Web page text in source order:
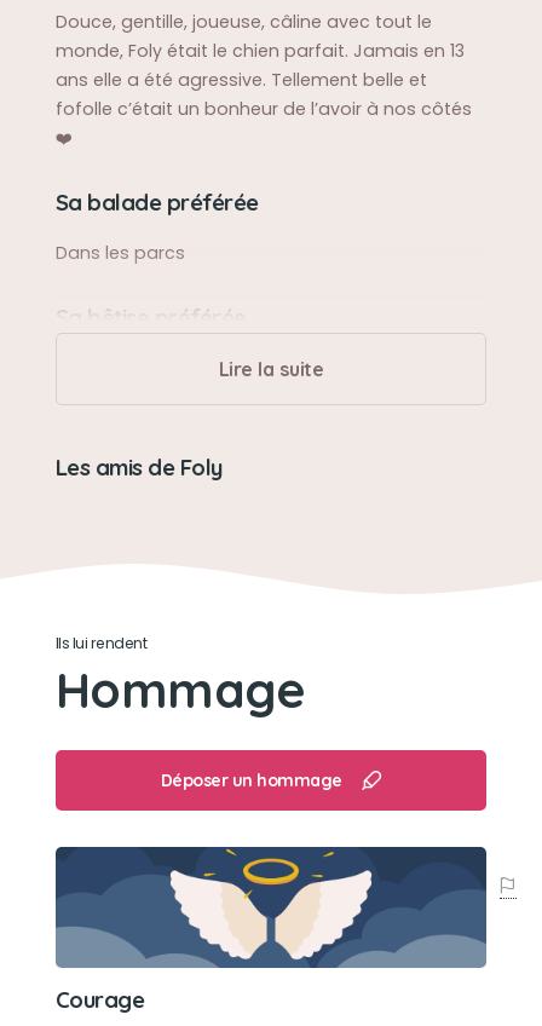
Douce, gentille, joueuse, câline avec tout le
monde, Foly était le chien parfait. Jamais en 13
ans elle a été agressive. Tellement belle et
fofolle c’était un bonheur de l’avoir à nos côtés
❤️
Sa balade préférée
Dans les parcs
Sa bêtise préférée
Calme, gentille agréable, câline
Faire des câlins à ses maîtres
Lire la suite
Les amis de Foly
Ils lui rendent
Hommage
Déposer un hommage
Courage